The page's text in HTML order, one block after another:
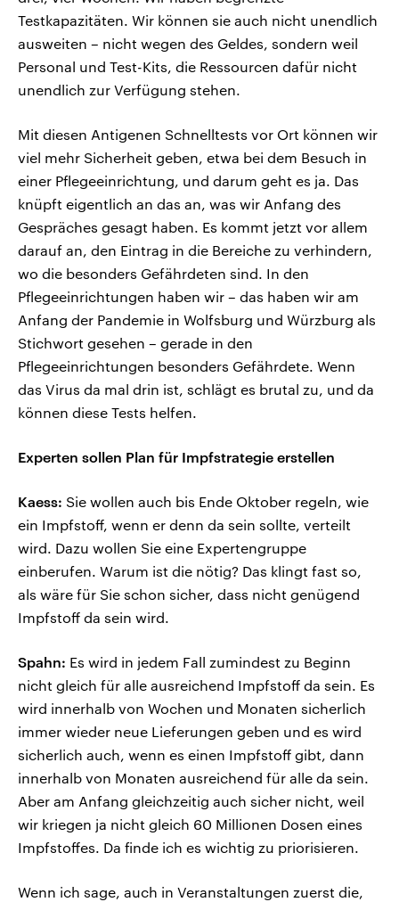
Testkapazitäten. Wir können sie auch nicht unendlich
ausweiten – nicht wegen des Geldes, sondern weil
Personal und Test-Kits, die Ressourcen dafür nicht
unendlich zur Verfügung stehen.
Mit diesen Antigenen Schnelltests vor Ort können wir
viel mehr Sicherheit geben, etwa bei dem Besuch in
einer Pflegeeinrichtung, und darum geht es ja. Das
knüpft eigentlich an das an, was wir Anfang des
Gespräches gesagt haben. Es kommt jetzt vor allem
darauf an, den Eintrag in die Bereiche zu verhindern,
wo die besonders Gefährdeten sind. In den
Pflegeeinrichtungen haben wir – das haben wir am
Anfang der Pandemie in Wolfsburg und Würzburg als
Stichwort gesehen – gerade in den
Pflegeeinrichtungen besonders Gefährdete. Wenn
das Virus da mal drin ist, schlägt es brutal zu, und da
können diese Tests helfen.
Experten sollen Plan für Impfstrategie erstellen
Kaess: Sie wollen auch bis Ende Oktober regeln, wie
ein Impfstoff, wenn er denn da sein sollte, verteilt
wird. Dazu wollen Sie eine Expertengruppe
einberufen. Warum ist die nötig? Das klingt fast so,
als wäre für Sie schon sicher, dass nicht genügend
Impfstoff da sein wird.
Spahn: Es wird in jedem Fall zumindest zu Beginn
nicht gleich für alle ausreichend Impfstoff da sein. Es
wird innerhalb von Wochen und Monaten sicherlich
immer wieder neue Lieferungen geben und es wird
sicherlich auch, wenn es einen Impfstoff gibt, dann
innerhalb von Monaten ausreichend für alle da sein.
Aber am Anfang gleichzeitig auch sicher nicht, weil
wir kriegen ja nicht gleich 60 Millionen Dosen eines
Impfstoffes. Da finde ich es wichtig zu priorisieren.
Wenn ich sage, auch in Veranstaltungen zuerst die,